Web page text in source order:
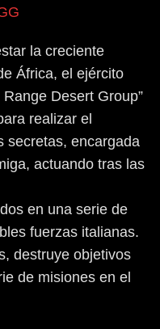
la creciente
África, el ejército
Desert Group”
realizar el
secretas, encargada
actuando tras las
en una serie de
fuerzas italianas.
destruye objetivos
de misiones en el